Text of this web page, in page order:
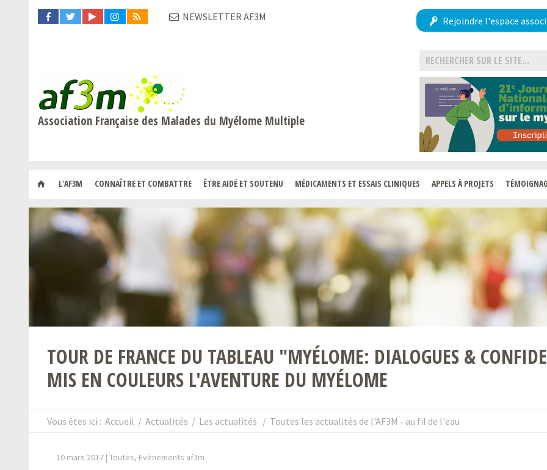
NEWSLETTER AF3M Rejoindre l'espace
Association Française des Malades du Myélome Multiple
L'AF3M CONNAÎTRE ET COMBATTRE ÊTRE AIDÉ ET SOUTENU MÉDICAMENTS ET ESSAIS CLINIQUES APPELS À PROJETS
TOUR DE FRANCE DU TABLEAU "MYÉLOME: DIALOGUES &
MIS EN COULEURS L'AVENTURE DU MYÉLOME
Vous êtes ici : Accueil / Actualités / Les actualités / Toutes les actualités de l'AF3M - au fil de l'eau
10 mars 2017 | Toutes, Evènements af3m